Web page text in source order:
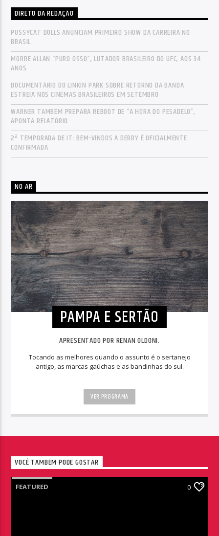
DIRETO DA REDAÇÃO
PUSSYCAT DOLLS ANUNCIAM PRIMEIRO SHOW DA CARREIRA NO
BRASIL
MORRE ALLAN “PURO OSSO”, LUTADOR BRASILEIRO DO UFC, AOS 34
ANOS
DOCUMENTÁRIO DO LINKIN PARK SOBRE RETORNO DA BANDA
ESTREIA NOS CINEMAS BRASILEIROS EM SETEMBRO
WARNER TAMBÉM PREPARA REBOOT DE “A HORA DO PESADELO”,
APONTA RELATÓRIO
2ª TEMPORADA DE IT: BEM-VINDOS A DERRY É OFICIALMENTE
CONFIRMADA
NO AR
PAMPA E SERTÃO
APRESENTADO POR RENAN OLDONI.
Tocando as melhores quando o assunto é o sertanejo
antigo, as marcas gaúchas e as bandinhas do sul.
VER PROGRAMA
VOCÊ TAMBÉM PODE GOSTAR
FEATURED 0